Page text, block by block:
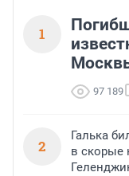
1
97 189
2
Галька
в скорые